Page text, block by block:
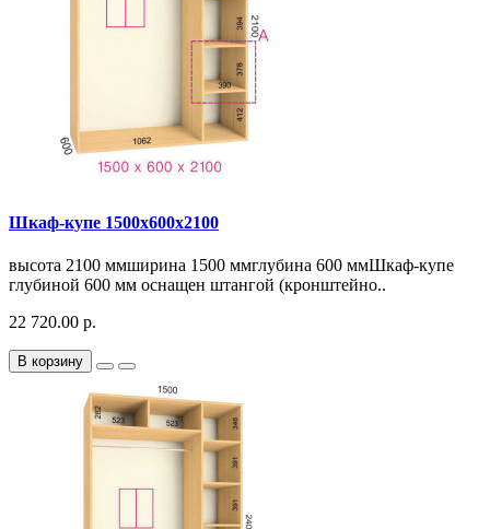
Шкаф-купе 1500х600х2100
высота 2100 ммширина 1500 ммглубина 600 ммШкаф-купе
глубиной 600 мм оснащен штангой (кронштейно..
22 720.00 р.
В корзину